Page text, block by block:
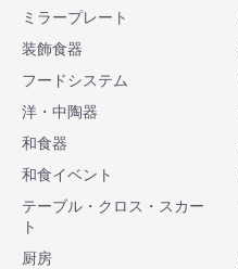
ミラープレート
装飾食器
フードシステム
洋・中陶器
和食器
和食イベント
テーブル・クロス・スカー
ト
厨房